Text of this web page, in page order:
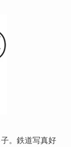
。鉄道写真好